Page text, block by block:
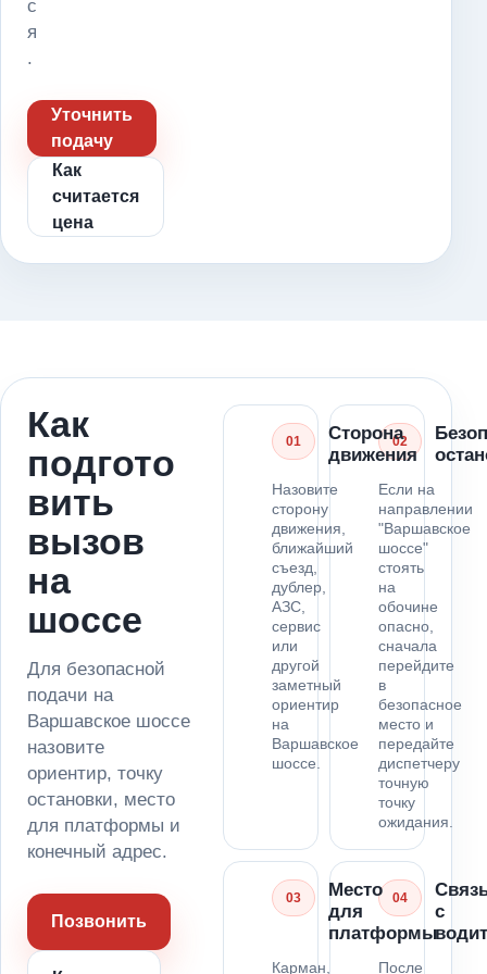
с
я
.
Уточнить
подачу
Как
считается
цена
Как
подгото
вить
вызов
на
шоссе
Для безопасной
подачи на
Варшавское шоссе
назовите
ориентир, точку
остановки, место
для платформы и
конечный адрес.
Позвонить
01
Сторона
движения
Назовите
сторону
движения,
ближайший
съезд,
дублер,
АЗС,
сервис
или
другой
заметный
ориентир
на
Варшавское
шоссе.
02
Если на
направлении
"Варшавское
шоссе"
стоять
на
обочине
опасно,
сначала
перейдите
в
безопасное
место и
передайте
диспетчеру
точную
точку
ожидания.
03
Место
для
платформы
Карман,
04
с
После